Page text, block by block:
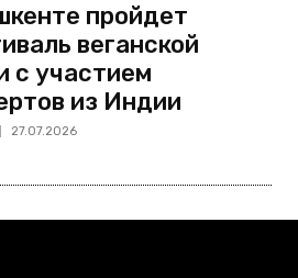
пройдет
веганской
с участием
из Индии
27.07.2026